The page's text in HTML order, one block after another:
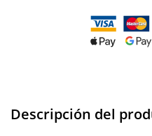
Descripción del